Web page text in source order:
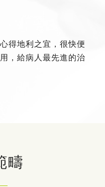
得地利之宜，很快便
，給病人最先進的治
疇